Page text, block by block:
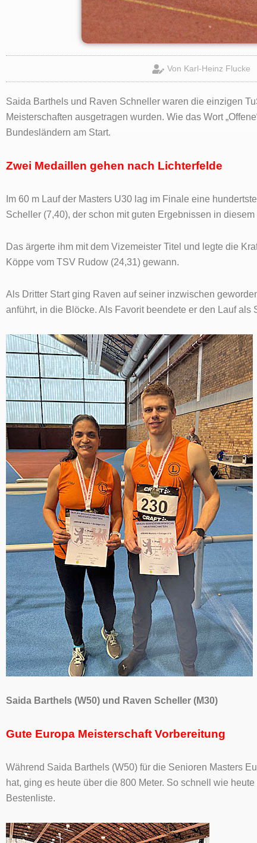
Von Karl-Heinz Flucke
Saida Barthels und Raven Schneller waren die einzigen
Meisterschaften ausgetragen wurden. Wie das Wort
Bundesländern am Start.
Zwei Medaillen gehen nach Lichterfelde
Im 60 m Lauf der Masters U30 lag im Finale eine
Scheller (7,40), der schon mit guten Ergebnissen in
Das ärgerte ihm mit dem Vizemeister Titel und legte die
Köppe vom TSV Rudow (24,31) gewann.
Als Dritter Start ging Raven auf seiner inzwischen
anführt, in die Blöcke. Als Favorit beendete er den Lauf
Saida Barthels (W50) und Raven Scheller (M30)
Gute Europa Meisterschaft Vorbereitung
Während Saida Barthels (W50) für die Senioren Masters
hat, ging es heute über die 800 Meter. So schnell wie
Bestenliste.